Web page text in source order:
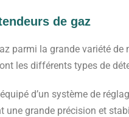
de gaz
parmi la grande variété de
les différents types de
d’un système de
une grande précision et